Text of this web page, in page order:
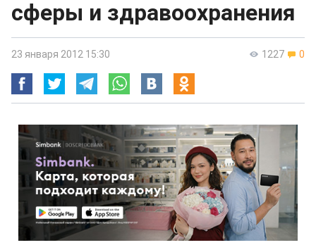
сферы и здравоохранения
1227 0
23 января 2012 15:30